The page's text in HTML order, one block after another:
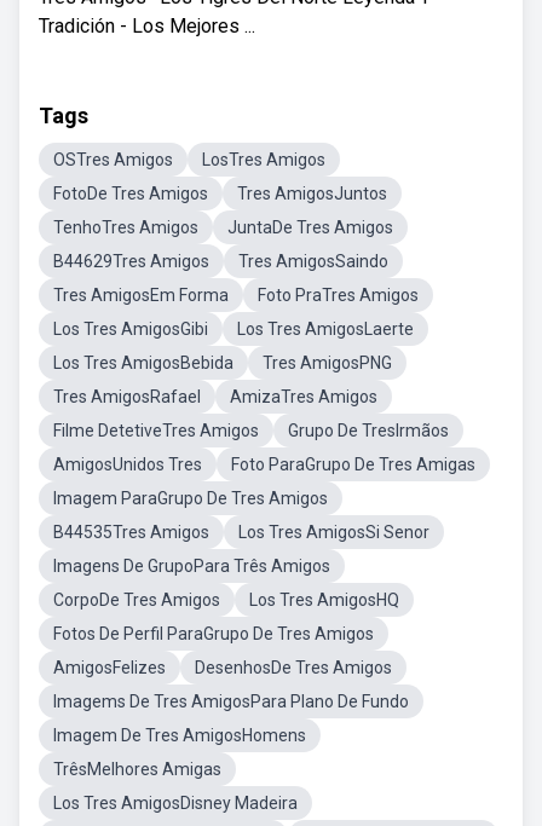
Tradición - Los Mejores ...
Tags
OSTres Amigos
LosTres Amigos
FotoDe Tres Amigos
Tres AmigosJuntos
TenhoTres Amigos
JuntaDe Tres Amigos
B44629Tres Amigos
Tres AmigosSaindo
Tres AmigosEm Forma
Foto PraTres Amigos
Los Tres AmigosGibi
Los Tres AmigosLaerte
Los Tres AmigosBebida
Tres AmigosPNG
Tres AmigosRafael
AmizaTres Amigos
Filme DetetiveTres Amigos
Grupo De TresIrmãos
AmigosUnidos Tres
Foto ParaGrupo De Tres Amigas
Imagem ParaGrupo De Tres Amigos
B44535Tres Amigos
Los Tres AmigosSi Senor
Imagens De GrupoPara Três Amigos
CorpoDe Tres Amigos
Los Tres AmigosHQ
Fotos De Perfil ParaGrupo De Tres Amigos
AmigosFelizes
DesenhosDe Tres Amigos
Imagems De Tres AmigosPara Plano De Fundo
Imagem De Tres AmigosHomens
TrêsMelhores Amigas
Los Tres AmigosDisney Madeira